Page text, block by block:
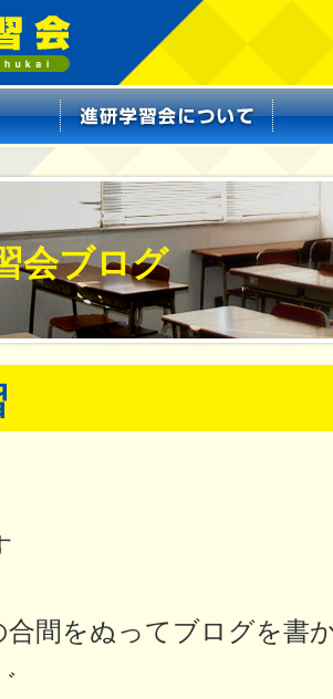
会ブログ
合間をぬってブログを書